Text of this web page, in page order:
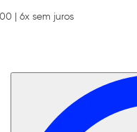
| 6x sem juros